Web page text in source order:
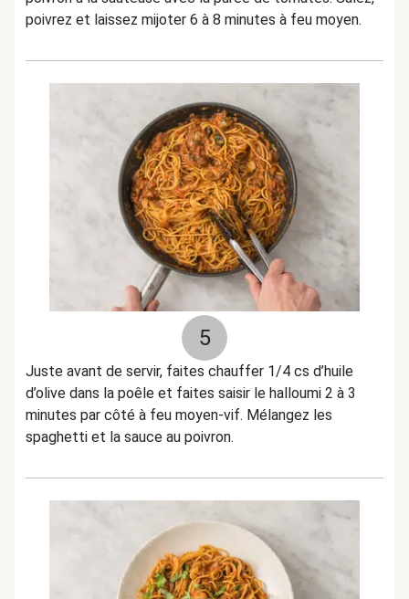
poivrez et laissez mijoter 6 à 8 minutes à feu moyen.
5
Juste avant de servir, faites chauffer 1/4 cs d’huile
d’olive dans la poêle et faites saisir le halloumi 2 à 3
minutes par côté à feu moyen-vif. Mélangez les
spaghetti et la sauce au poivron.